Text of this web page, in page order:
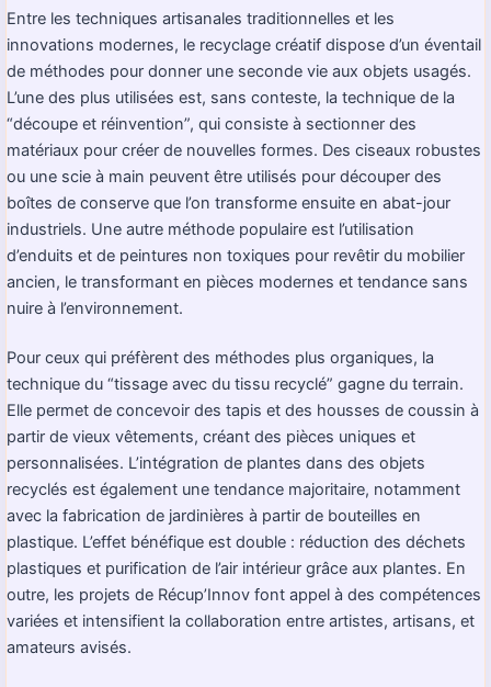
Entre les techniques artisanales traditionnelles et les
innovations modernes, le recyclage créatif dispose d’un éventail
de méthodes pour donner une seconde vie aux objets usagés.
L’une des plus utilisées est, sans conteste, la technique de la
“découpe et réinvention”, qui consiste à sectionner des
matériaux pour créer de nouvelles formes. Des ciseaux robustes
ou une scie à main peuvent être utilisés pour découper des
boîtes de conserve que l’on transforme ensuite en abat-jour
industriels. Une autre méthode populaire est l’utilisation
d’enduits et de peintures non toxiques pour revêtir du mobilier
ancien, le transformant en pièces modernes et tendance sans
nuire à l’environnement.
Pour ceux qui préfèrent des méthodes plus organiques, la
technique du “tissage avec du tissu recyclé” gagne du terrain.
Elle permet de concevoir des tapis et des housses de coussin à
partir de vieux vêtements, créant des pièces uniques et
personnalisées. L’intégration de plantes dans des objets
recyclés est également une tendance majoritaire, notamment
avec la fabrication de jardinières à partir de bouteilles en
plastique. L’effet bénéfique est double : réduction des déchets
plastiques et purification de l’air intérieur grâce aux plantes. En
outre, les projets de Récup’Innov font appel à des compétences
variées et intensifient la collaboration entre artistes, artisans, et
amateurs avisés.